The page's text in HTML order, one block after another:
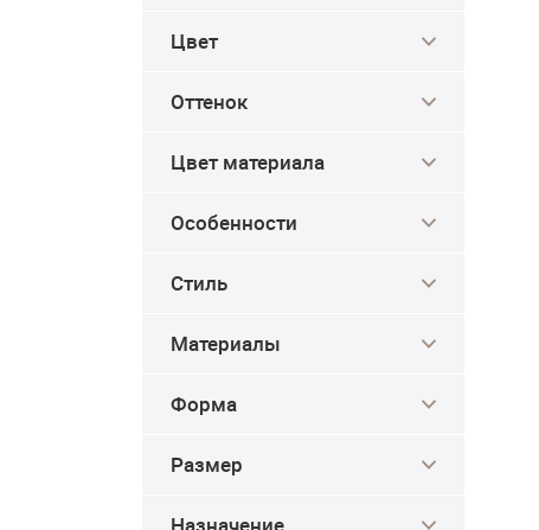
Цвет
Оттенок
Цвет материала
Особенности
Стиль
Материалы
Форма
Размер